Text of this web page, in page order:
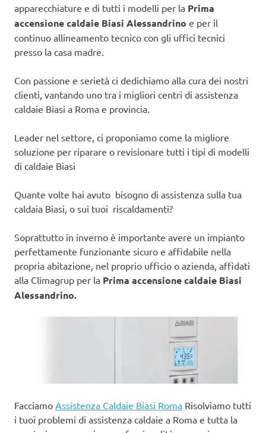
apparecchiature e di tutti i modelli per la Prima
accensione caldaie Biasi Alessandrino e per il
continuo allineamento tecnico con gli uffici tecnici
presso la casa madre.
Con passione e serietà ci dedichiamo alla cura dei nostri
clienti, vantando uno tra i migliori centri di assistenza
caldaie Biasi a Roma e provincia.
Leader nel settore, ci proponiamo come la migliore
soluzione per riparare o revisionare tutti i tipi di modelli
di caldaie Biasi
Quante volte hai avuto bisogno di assistenza sulla tua
caldaia Biasi, o sui tuoi riscaldamenti?
Soprattutto in inverno è importante avere un impianto
perfettamente funzionante sicuro e affidabile nella
propria abitazione, nel proprio ufficio o azienda, affidati
alla Climagrup per la Prima accensione caldaie Biasi
Alessandrino.
Facciamo Assistenza Caldaie Biasi Roma Risolviamo tutti
i tuoi problemi di assistenza caldaie a Roma e tutta la